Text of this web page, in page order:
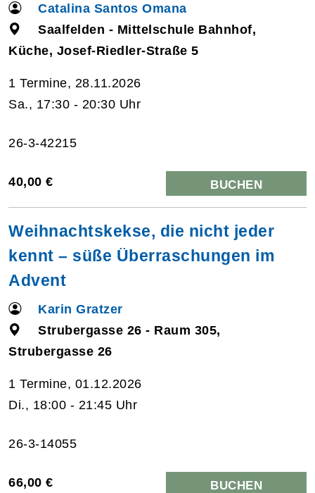
Catalina Santos Omana
Saalfelden - Mittelschule Bahnhof,
Küche, Josef-Riedler-Straße 5
1 Termine, 28.11.2026
Sa., 17:30 - 20:30 Uhr
26-3-42215
40,00 € BUCHEN
Weihnachtskekse, die nicht jeder
kennt – süße Überraschungen im
Advent
Karin Gratzer
Strubergasse 26 - Raum 305,
Strubergasse 26
1 Termine, 01.12.2026
Di., 18:00 - 21:45 Uhr
26-3-14055
66,00 € BUCHEN